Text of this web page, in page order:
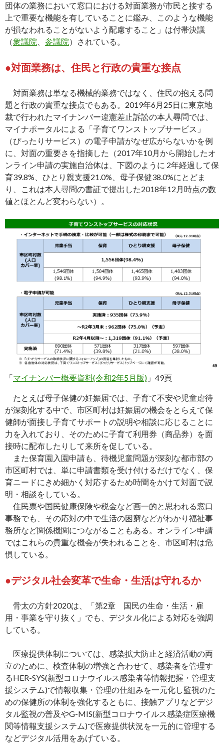
団体の業務において窓口における対面業務が市民と接する
上で重要な機能を有していることに鑑み、このような機能
が損なわれることがないよう配慮すること」は付帯決議
（衆議院 参議院）されている。
●対面業務は、住民と行政の貴重な接点
対面業務は単なる機械的業務ではなく、住民の抱える問
題と行政の貴重な接点でもある。2019年6月25日に東京地
裁で行われたマイナンバー違憲差止訴訟の本人尋問では、
マイナポータルによる「子育てワンストップサービス」
（ぴったりサービス）の電子申請がなぜ広がらないかを例
に、対面の重要さを指摘した（2017年10月から開始したオ
ンライン申請の実施自治体は、下図のように 2年経過して保
育39.8%、ひとり親支援21.0%、母子保健38.0%にとどま
り、これは本人尋問の書証で提出した2018年12月時点の数
値とほとんど変わらない）。
「マイナンバー概要資料(令和2年5月版) 」49頁
たとえば母子保健の妊娠届では、子育て不安や児童虐待
が深刻化する中で、市区町村は妊娠届の機会をとらえて保
健師が面接し子育てサポートの説明や相談に応じることに
力を入れており、そのために子育て利用券（商品券）を面
接時に配布したりして来所を促している。
また保育園入園申請も、待機児童問題が深刻な都市部の
市区町村では、単に申請書類を受け付けるだけでなく、保
育ニードにきめ細かく対応するため時間をかけて対面で説
明・相談をしている。
住民票や国民健康保険や税金など画一的と思われる窓口
事務でも、その応対の中で生活の困窮などがわかり福祉事
務所など関係機関につながることもある。オンライン申請
ではこれらの貴重な機会が失われることを、市区町村は危
惧している。
●デジタル社会変革で生命・生活は守れるか
骨太の方針2020は、「第2章 国民の生命・生活・雇
用・事業を守り抜く」でも、デジタル化による対応を強調
している。
医療提供体制については、感染拡大防止と経済活動の両
立のために、検査体制の増強と合わせて、感染者を管理す
るHER-SYS(新型コロナウイルス感染者等情報把握・管理支
援システム)で情報収集・管理の仕組みを一元化し監視のた
めの保健所の体制を強化するともに、接触アプリなどデジ
タル監視の普及やG-MIS(新型コロナウイルス感染症医療機
関等情報支援システム)で医療提供状況を一元的に管理する
などデジタル活用をあげている。